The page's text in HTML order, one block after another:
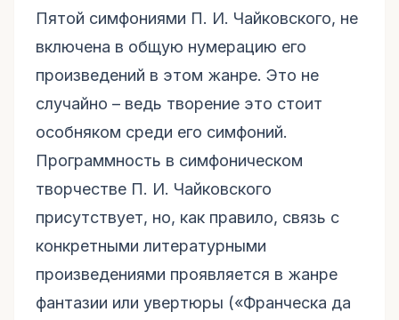
Пятой симфониями П. И. Чайковского, не
включена в общую нумерацию его
произведений в этом жанре. Это не
случайно – ведь творение это стоит
особняком среди его симфоний.
Программность в симфоническом
творчестве П. И. Чайковского
присутствует, но, как правило, связь с
конкретными литературными
произведениями проявляется в жанре
фантазии или увертюры («Франческа да